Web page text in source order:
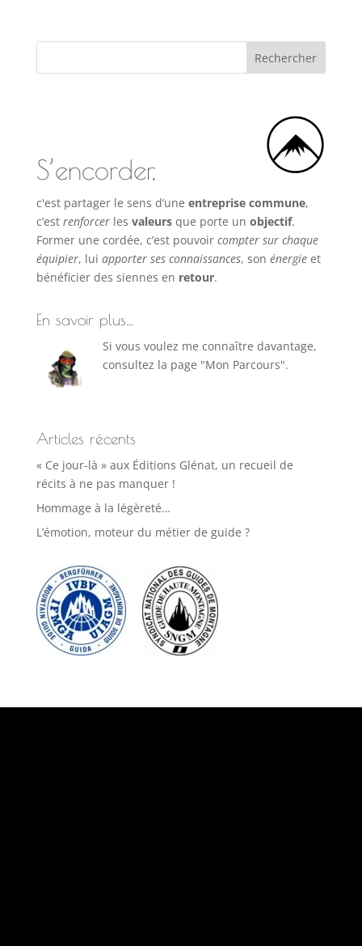
S’encorder,
c'est partager le sens d’une entreprise commune,
c’est renforcerles valeursque porte un objectif.
Former une cordée, c’est pouvoircompter sur chaque
équipier, lui apporter ses connaissances, son énergieet
bénéficier des siennes en retour.
En savoir plus…
Si vous voulez me connaître davantage,
consultez la page "Mon Parcours".
Articles récents
« Ce jour-là » aux Éditions Glénat, un recueil de
récits à ne pas manquer !
Hommage à la légèreté…
L’émotion, moteur du métier de guide ?